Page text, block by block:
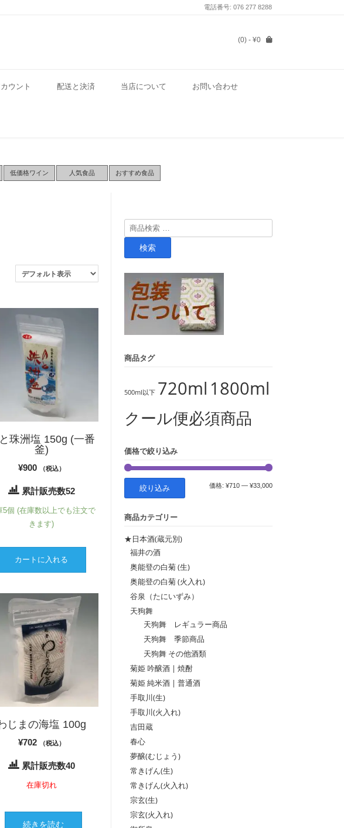
電話番号: 076 277 8288
(0) - ¥0
ウント 配送と決済 当店について お問い合わせ
低価格ワイン 人気食品 おすすめ食品
珠洲塩 150g (一番
釜)
¥900 （税込）
累計販売数52
5個 (在庫数以上でも注文で
きます)
カートに入れる
じまの海塩 100g
¥702 （税込）
累計販売数40
在庫切れ
続きを読む
検
索
検索
商品タグ
500ml以下 720ml 1800ml
クール便必須商品
価格で絞り込み
最
最
絞り込み 価格: ¥710 — ¥33,000
商品カテゴリー
★日本酒(蔵元別)
福井の酒
奥能登の白菊 (生)
奥能登の白菊 (火入れ)
谷泉（たにいずみ）
天狗舞
天狗舞 レギュラー商品
天狗舞 季節商品
天狗舞 その他酒類
菊姫 吟醸酒 | 焼酎
菊姫 純米酒 | 普通酒
手取川(生)
手取川(火入れ)
吉田蔵
春心
夢醸(むじょう)
常きげん(生)
常きげん(火入れ)
宗玄(生)
宗玄(火入れ)